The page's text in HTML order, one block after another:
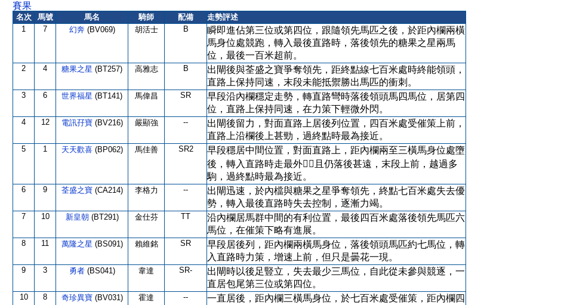
賽果
名次 馬號 馬名 騎師 配備
走勢評述
1
7 幻奔 (BV069) 胡活士 B
瞬即進佔第三位或第四位，跟隨領先馬匹之後，於距內欄兩橫
馬身位處競跑，轉入最後直路時，落後領先的糖果之星兩馬
位，最後一百米超前。
2 4 糖果之星 (BT257) 高雅志 B
出閘後與荃盛之寶爭奪領先，距終點線七百米處時終能領頭，
直路上保持同速，末段未能抵禦勝出馬匹的衝刺。
3 6 世界福星 (BT141) 馬偉昌 SR
早段沿內欄穩定走勢，轉直路彎時落後領頭馬四馬位，居第四
位，直路上保持同速，在力策下輕微外閃。
4 12 電訊孖寶 (BV216) 嚴顯強 --
出閘後留力，對面直路上居後列位置，四百米處受催策上前，
直路上沿欄後上甚勁，過終點時最為接近。
5 1 天天歡喜 (BP062) 馬佳善 SR2
早段穩居中間位置，對面直路上，距內欄兩至三橫馬身位處墮
後，轉入直路時走最外，且仍落後甚遠，末段上前，越過多
駒，過終點時最為接近。
6 9 荃盛之寶 (CA214) 李格力 --
出閘迅速，於內檔與糖果之星爭奪領先，終點七百米處失去優
勢，轉入最後直路時失去控制，逐漸力竭。
7 10 新皇朝 (BT291) 金仕芬 TT
沿內欄居馬群中間的有利位置，最後四百米處落後領先馬匹六
馬位，在催策下略有進展。
8 11 萬隆之星 (BS091) 賴維銘 SR
早段居後列，距內欄兩橫馬身位，落後領頭馬匹約七馬位，轉
入直路時力策，增速上前，但只是曇花一現。
9 3 勇者 (BS041) 韋達 SR-
出閘時以後足豎立，失去最少三馬位，自此從未參與競逐，一
直居包尾第三位或第四位。
10 8 奇珍異寶 (BV031) 霍達 --
一直居後，距內欄三橫馬身位，於七百米處受催策，距內欄四